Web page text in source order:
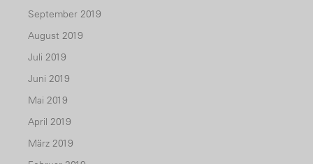
September 2019
August 2019
Juli 2019
Juni 2019
Mai 2019
April 2019
März 2019